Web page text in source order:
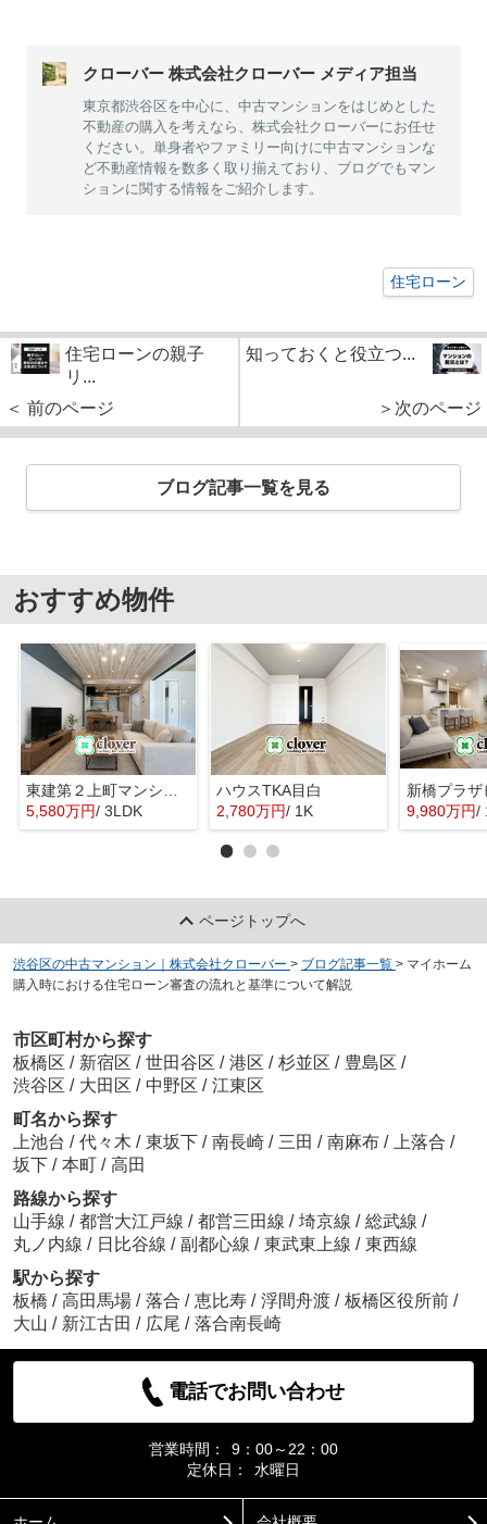
クローバー 株式会社クローバー メディア担当
東京都渋谷区を中心に、中古マンションをはじめとした
不動産の購入を考えなら、株式会社クローバーにお任せ
ください。単身者やファミリー向けに中古マンションな
ど不動産情報を数多く取り揃えており、ブログでもマン
ションに関する情報をご紹介します。
住宅ローン
住宅ローンの親子
リ...
＜ 前のページ
知っておくと役立つ...
＞次のページ
ブログ記事一覧を見る
おすすめ物件
5,580万円/ 3LDK
ハウスTKA目白
2,780万円/ 1K
新橋プラザ
9,980万円/
ページトップへ
渋谷区の中古マンション｜株式会社クローバー > ブログ記事一覧 > マイホーム
購入時における住宅ローン審査の流れと基準について解説
市区町村から探す
板橋区 / 新宿区 / 世田谷区 / 港区 / 杉並区 / 豊島区 /
渋谷区 / 大田区 / 中野区 / 江東区
町名から探す
上池台 / 代々木 / 東坂下 / 南長崎 / 三田 / 南麻布 / 上落合 /
坂下 / 本町 / 高田
路線から探す
山手線 / 都営大江戸線 / 都営三田線 / 埼京線 / 総武線 /
丸ノ内線 / 日比谷線 / 副都心線 / 東武東上線 / 東西線
駅から探す
板橋 / 高田馬場 / 落合 / 恵比寿 / 浮間舟渡 / 板橋区役所前 /
大山 / 新江古田 / 広尾 / 落合南長崎
電話でお問い合わせ
営業時間：
9：00～22：00
定休日：
水曜日